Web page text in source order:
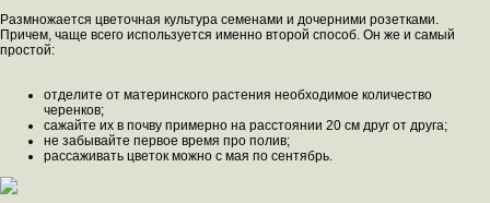
Размножается цветочная культура семенами и дочерними розетками.
Причем, чаще всего используется именно второй способ. Он же и самый
простой:
отделите от материнского растения необходимое количество
черенков;
сажайте их в почву примерно на расстоянии 20 см друг от друга;
не забывайте первое время про полив;
рассаживать цветок можно с мая по сентябрь.